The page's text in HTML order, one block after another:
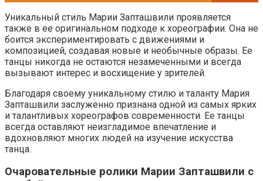
Уникальный стиль Марии Запташвили проявляется
также в ее оригинальном подходе к хореографии. Она не
боится экспериментировать с движениями и
композицией, создавая новые и необычные образы. Ее
танцы никогда не остаются незамеченными и всегда
вызывают интерес и восхищение у зрителей.
Благодаря своему уникальному стилю и таланту Мария
Запташвили заслуженно признана одной из самых ярких
и талантливых хореографов современности. Ее танцы
всегда оставляют неизгладимое впечатление и
вдохновляют многих людей на изучение искусства
танца.
Очаровательные ролики Марии Запташвили с